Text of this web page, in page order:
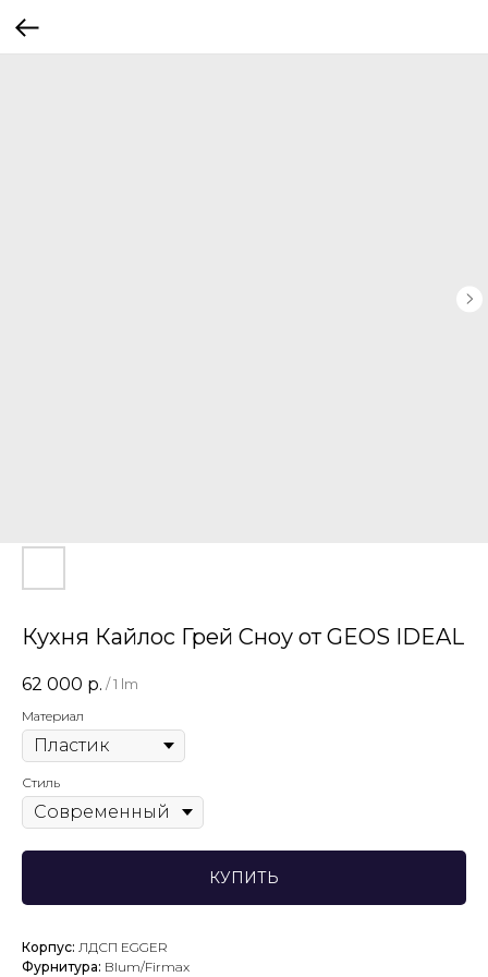
Кухня Кайлос Грей Сноу от GEOS IDEAL
62 000 р. / 1 lm
Материал
Стиль
КУПИТЬ
Корпус: ЛДСП EGGER
Фурнитура: Blum/Firmax